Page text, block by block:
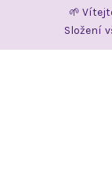
🌱
Složení